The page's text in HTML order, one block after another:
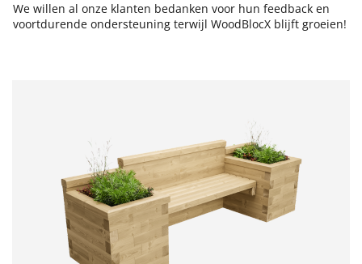
We willen al onze klanten bedanken voor hun feedback en
voortdurende ondersteuning terwijl WoodBlocX blijft groeien!